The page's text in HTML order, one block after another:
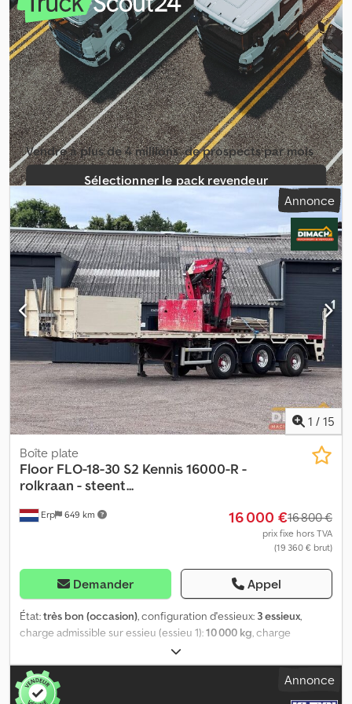
largeur de l’espace de chargement:2 500 mm, longueur totale:
13 580 mm, largeur totale: 2 500 mm, suspension:air , dimension
des pneus:425/65R22,5 , empattement: 10 020 mm, couleur:
rouge, Année de construction:1998, Équipement:ABS, = Autres
options et équipements = - EBS - Boîte à outils = Informations
complémentaires = Dcjdezr D Rujpfx Ak Ejk Configuration des
essieux Dimension des pneus : 425/65R22,5 Freins : Freins à
tambour Suspension : Suspension pneumatique Charge maximale
essieu avant : 10 000 kg Essieu central : charge max. par essieu : 10
000 kg ; Directionnel Essieu arrière : charge max. par essieu : 10
000 kg ; Directionnel Poids Poids à vide : 8 180 kg Charge utile : 33
820 kg PTAC : 42 000 kg Identification Immatriculation : OF-13-NG
Vendre à plus de 4 millions ­ de prospects par mois
Sélectionner le pack revendeur
Créer une annonce unique
Annonce
1 / 15
Erp 649 km
Boîte plate
Floor FLO-18-30 S2 Kennis 16000-R -
rolkraan - steent...
16 000 €16 800 €
prix fixe hors TVA
(19 360 € brut)
Demander Appel
État:très bon (occasion), configuration d'essieux: 3 essieux,
charge admissible sur essieu (essieu 1):10 000 kg, charge
maximale autorisée par essieu (essieu 2):
d'essieu autorisée (essieu 3):10 000 kg, première immatriculation:
09/2007, longueur totale: 2 550 mm,
empattement:
, Année de construction:
Annonce